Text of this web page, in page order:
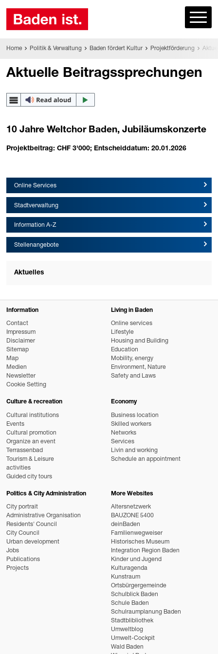
Home Politik & Verwaltung Baden fördert Kultur Projektförderung
Aktuelle Beitragssprechungen
10 Jahre Weltchor Baden, Jubiläumskonzerte
Projektbeitrag: CHF 3'000; Entscheiddatum: 20.01.2026
Online Services
Stadtverwaltung
Information A-Z
Stellenangebote
Aktuelles
Information
Contact
Impressum
Disclaimer
Sitemap
Map
Medien
Newsletter
Cookie Setting
Living in Baden
Online services
Lifestyle
Housing and Building
Education
Mobility, energy
Environment, Nature
Safety and Laws
Culture & recreation
Cultural institutions
Events
Cultural promotion
Organize an event
Terrassenbad
Tourism & Leisure
activities
Guided city tours
Economy
Business location
Skilled workers
Networks
Services
Livin and working
Schedule an appointment
Politics & City Administration
City portrait
Administrative Organisation
Residents' Council
City Council
Urban development
Jobs
Publications
Projects
More Websites
Altersnetzwerk
BAUZONE 5400
deinBaden
Familienwegweiser
Historisches Museum
Integration Region Baden
Kinder und Jugend
Kulturagenda
Kunstraum
Ortsbürgergemeinde
Schulblick Baden
Schule Baden
Schulraumplanung Baden
Stadtblibliothek
Umweltblog
Umwelt-Cockpit
Wald Baden